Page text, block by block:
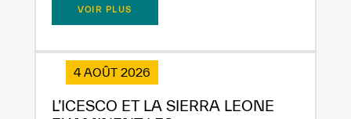
VOIR PLUS
4 AOÛT 2026
L’ICESCO ET LA SIERRA LEONE